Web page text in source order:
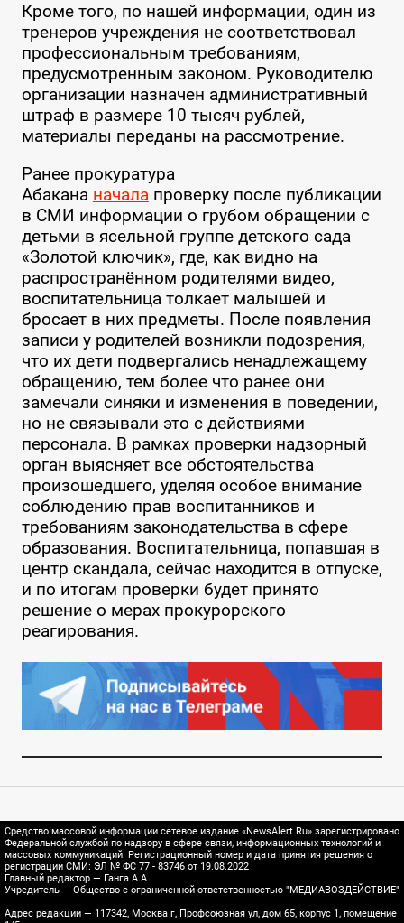
Кроме того, по нашей информации, один из
тренеров учреждения не соответствовал
профессиональным требованиям,
предусмотренным законом. Руководителю
организации назначен административный
штраф в размере 10 тысяч рублей,
материалы переданы на рассмотрение.
Ранее прокуратура
Абакана началапроверку после публикации
в СМИ информации о грубом обращении с
детьми в ясельной группе детского сада
«Золотой ключик», где, как видно на
распространённом родителями видео,
воспитательница толкает малышей и
бросает в них предметы. После появления
записи у родителей возникли подозрения,
что их дети подвергались ненадлежащему
обращению, тем более что ранее они
замечали синяки и изменения в поведении,
но не связывали это с действиями
персонала. В рамках проверки надзорный
орган выясняет все обстоятельства
произошедшего, уделяя особое внимание
соблюдению прав воспитанников и
требованиям законодательства в сфере
образования. Воспитательница, попавшая в
центр скандала, сейчас находится в отпуске,
и по итогам проверки будет принято
решение о мерах прокурорского
реагирования.
Средство массовой информации сетевое издание «NewsAlert.Ru» зарегистрировано
Федеральной службой по надзору в сфере связи, информационных технологий и
массовых коммуникаций. Регистрационный номер и дата принятия решения о
регистрации СМИ: ЭЛ № ФС 77 - 83746 от 19.08.2022
Главный редактор — Ганга А.А.
Учредитель — Общество с ограниченной ответственностью "МЕДИАВОЗДЕЙСТВИЕ"
Адрес редакции — 117342, Москва г, Профсоюзная ул, дом 65, корпус 1, помещение